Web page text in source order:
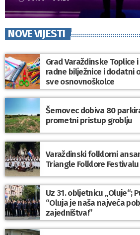
NOVE VIJESTI
Grad Varaždinske Toplice
radne bilježnice i dodatni
sve osnovnoškolce
Šemovec dobiva 80
prometni pristup groblju
Varaždinski folklorni
Triangle Folklore
Uz 31. obljetnicu „Oluje“;
“Oluja je naša najveća
zajedništva!”